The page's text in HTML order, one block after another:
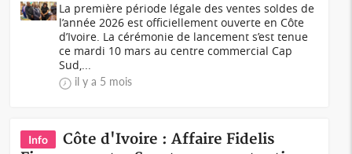
La première période légale des ventes soldes de
l’année 2026 est officiellement ouverte en Côte
d’Ivoire. La cérémonie de lancement s’est tenue
ce mardi 10 mars au centre commercial Cap
Sud,...
il y a 5 mois
Info
Côte d'Ivoire : Affaire Fidelis